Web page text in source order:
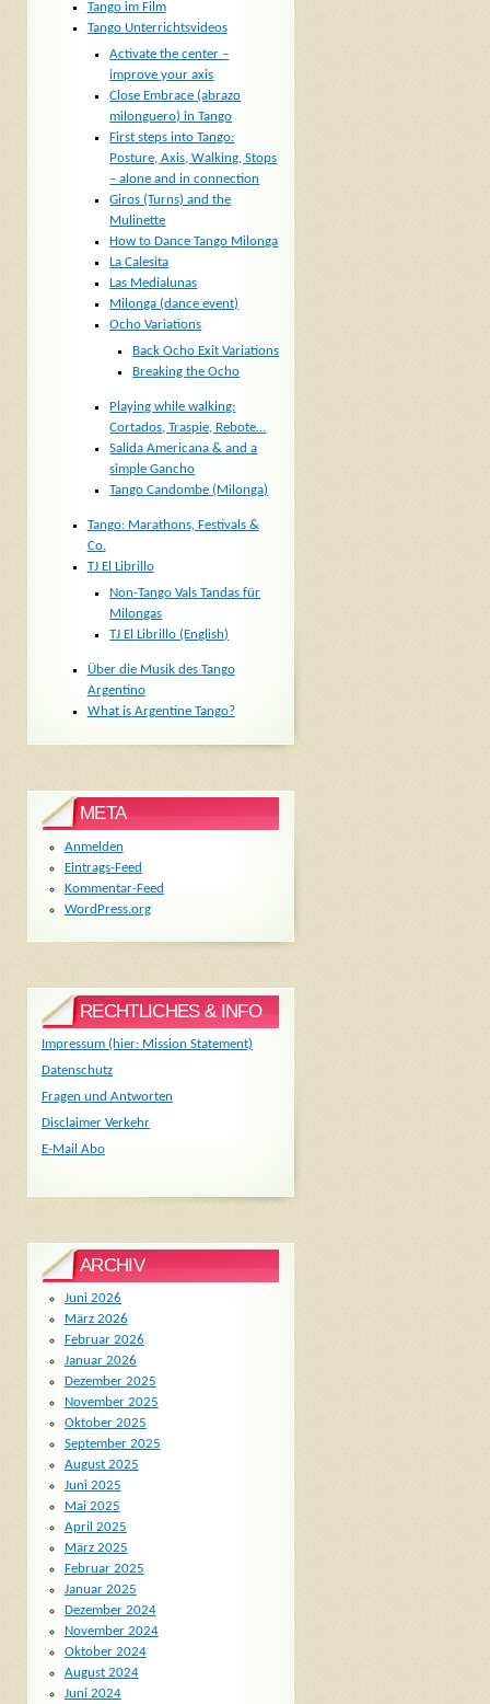
Tango im Film
Tango Unterrichtsvideos
Activate the center –
improve your axis
Close Embrace (abrazo
milonguero) in Tango
First steps into Tango:
Posture, Axis, Walking, Stops
– alone and in connection
Giros (Turns) and the
Mulinette
How to Dance Tango Milonga
La Calesita
Las Medialunas
Milonga (dance event)
Ocho Variations
Back Ocho Exit Variations
Breaking the Ocho
Playing while walking:
Cortados, Traspie, Rebote…
Salida Americana & and a
simple Gancho
Tango Candombe (Milonga)
Tango: Marathons, Festivals &
Co.
TJ El Librillo
Non-Tango Vals Tandas für
Milongas
TJ El Librillo (English)
Über die Musik des Tango
Argentino
What is Argentine Tango?
META
Anmelden
Eintrags-Feed
Kommentar-Feed
WordPress.org
RECHTLICHES & INFO
Impressum (hier: Mission Statement)
Datenschutz
Fragen und Antworten
Disclaimer Verkehr
E-Mail Abo
ARCHIV
Juni 2026
März 2026
Februar 2026
Januar 2026
Dezember 2025
November 2025
Oktober 2025
September 2025
August 2025
Juni 2025
Mai 2025
April 2025
März 2025
Februar 2025
Januar 2025
Dezember 2024
November 2024
Oktober 2024
August 2024
Juni 2024